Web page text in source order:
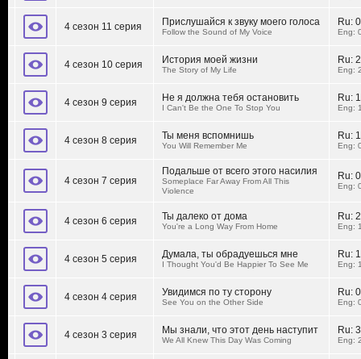
4 сезон 11 серия Прислушайся к звуку моего голоса
Follow the Sound of My Voice
Ru:
Eng:
4 сезон 10 серия История моей жизни
The Story of My Life
Ru:
Eng:
4 сезон 9 серия Не я должна тебя остановить
I Can't Be the One To Stop You
Ru:
Eng:
4 сезон 8 серия Ты меня вспомнишь
You Will Remember Me
Ru:
Eng:
4 сезон 7 серия
Подальше от всего этого насилия
Someplace Far Away From All This
Violence
Ru:
Eng:
4 сезон 6 серия Ты далеко от дома
You're a Long Way From Home
Ru:
Eng:
4 сезон 5 серия Думала, ты обрадуешься мне
I Thought You'd Be Happier To See Me
Ru:
Eng:
4 сезон 4 серия Увидимся по ту сторону
See You on the Other Side
Ru:
Eng:
4 сезон 3 серия Мы знали, что этот день наступит
We All Knew This Day Was Coming
Ru:
Eng: